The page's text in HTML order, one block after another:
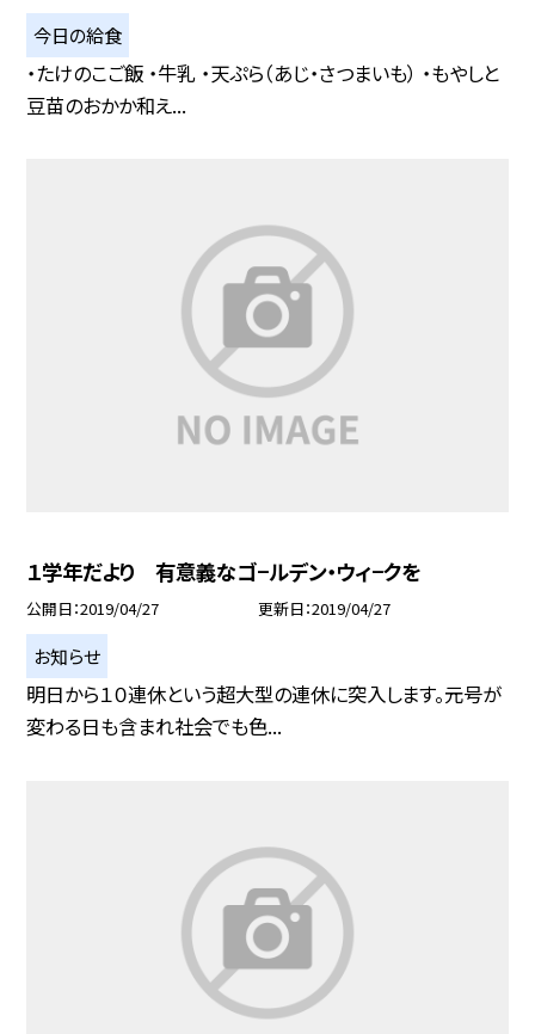
今日の給食
・たけのこご飯 ・牛乳 ・天ぷら（あじ・さつまいも） ・もやしと
豆苗のおかか和え...
１学年だより 有意義なゴ−ルデン・ウィ−クを
公開日 2019/04/27 更新日 2019/04/27
お知らせ
明日から１０連休という超大型の連休に突入します。元号が
変わる日も含まれ社会でも色...